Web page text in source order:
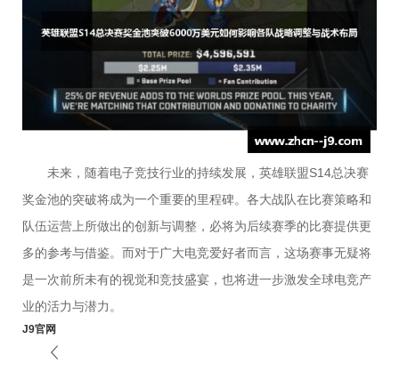
未来，随着电子竞技行业的持续发展，英雄联盟S14总决赛
奖金池的突破将成为一个重要的里程碑。各大战队在比赛策略和
队伍运营上所做出的创新与调整，必将为后续赛季的比赛提供更
多的参考与借鉴。而对于广大电竞爱好者而言，这场赛事无疑将
是一次前所未有的视觉和竞技盛宴，也将进一步激发全球电竞产
业的活力与潜力。
J9官网